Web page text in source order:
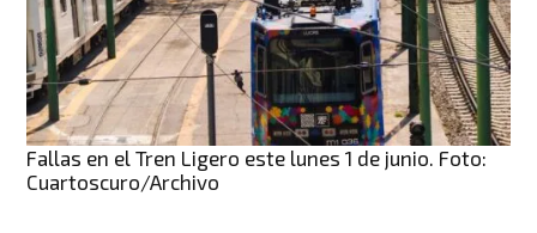
Fallas en el Tren Ligero este lunes 1 de junio. Foto:
Cuartoscuro/Archivo